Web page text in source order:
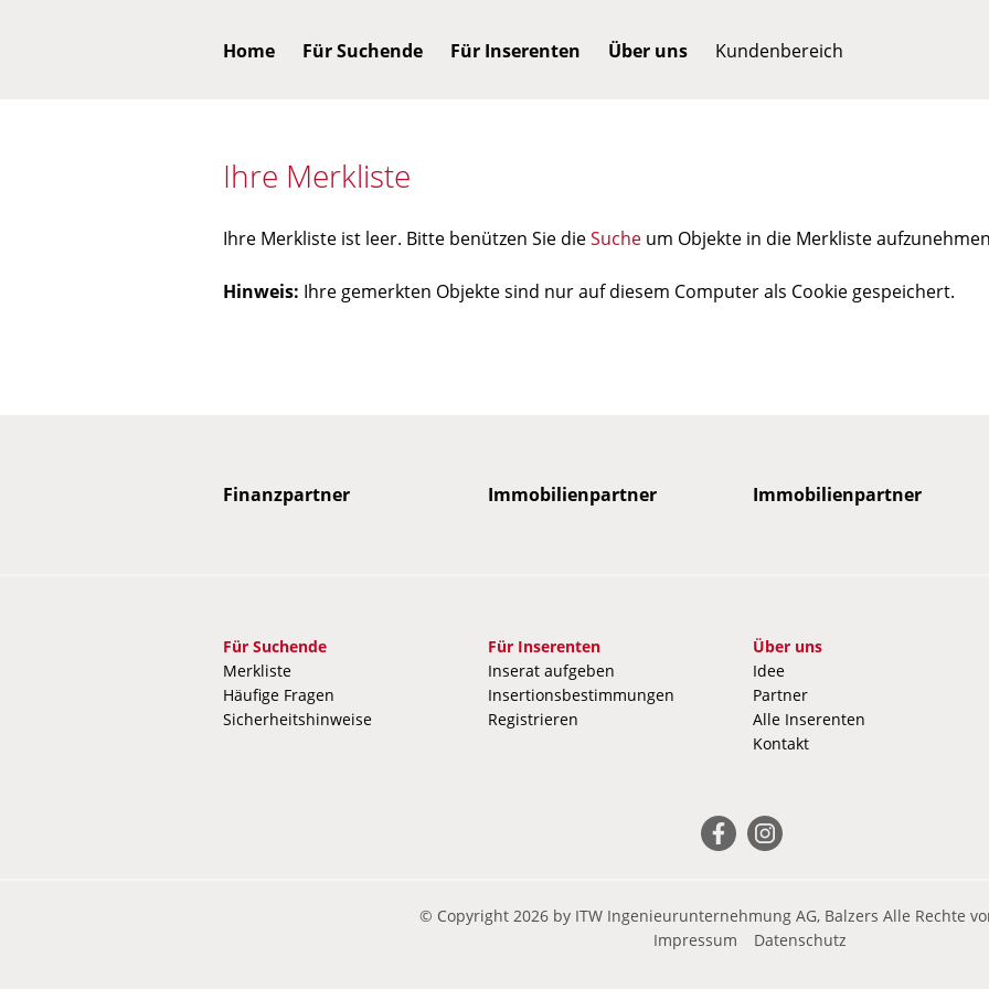
Home Für Suchende Für Inserenten Über uns Kundenbereich
Ihre Merkliste
Ihre Merkliste ist leer. Bitte benützen Sie dieSuche um Objekte in die Merkliste
Hinweis: Ihre gemerkten Objekte sind nur auf diesem Computer als Cookie gespeichert.
Finanzpartner Immobilienpartner Immobilienpartner
Immobilienpartner Immobilienpartner Immobilienpartner
Immobilienpartner Immobilienpartner Immobilienpartner
Immobilienpartner Immobilienpartner Immobilienpartner
Für Suchende
Merkliste
Häufige Fragen
Sicherheitshinweise
Für Inserenten
Inserat aufgeben
Insertionsbestimmungen
Registrieren
Über uns
Idee
Partner
Alle Inserenten
Kontakt
© Copyright 2026 by ITW Ingenieurunternehmung AG, Balzers Alle Rechte
Impressum
Datenschutz